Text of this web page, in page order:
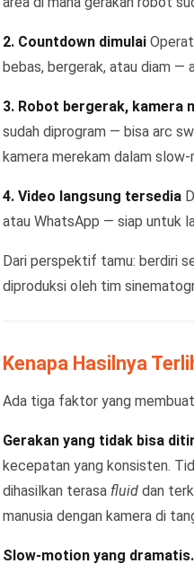
2. Countdown dimulai
bebas, bergerak, atau diam —
3. Robot bergerak, kamera
sudah diprogram — bisa arc
kamera merekam dalam
4. Video langsung tersedia
atau WhatsApp — siap untuk
Dari perspektif tamu: berdiri
diproduksi oleh tim
Kenapa Hasilnya
Ada tiga faktor yang
Gerakan yang tidak bisa
kecepatan yang konsisten.
dihasilkan terasa fluid dan
manusia dengan kamera di
Slow-motion yang dramatis.